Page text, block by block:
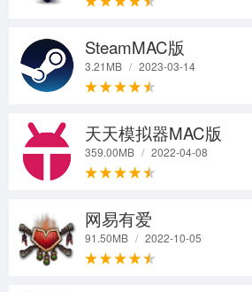
SteamMAC版
3.21MB / 2023-03-14
天天模拟器MAC版
359.00MB / 2022-04-08
网易有爱
91.50MB / 2022-10-05